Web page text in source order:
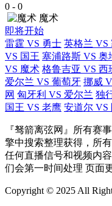
0 - 0
魔术
即将开始
雷霆 VS 勇士 英格兰 VS
VS 国王 塞浦路斯 VS 奥
VS 魔术 格鲁吉亚 VS 西
爱尔兰 VS 葡萄牙 挪威
网 匈牙利 VS 爱尔兰 独
国王 VS 老鹰 安道尔 VS
『驽箭离弦网』所有赛
擎中搜索整理获得，所
任何直播信号和视频内
们会第一时间处理 页面
Copyright © 2025 All